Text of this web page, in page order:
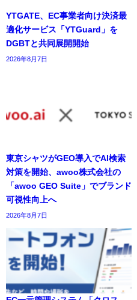
YTGATE、EC事業者向け決済最
適化サービス「YTGuard」を
DGBTと共同展開開始
2026年8月7日
東京シャツがGEO導入でAI検索
対策を開始、awoo株式会社の
「awoo GEO Suite」でブランド
可視性向上へ
2026年8月7日